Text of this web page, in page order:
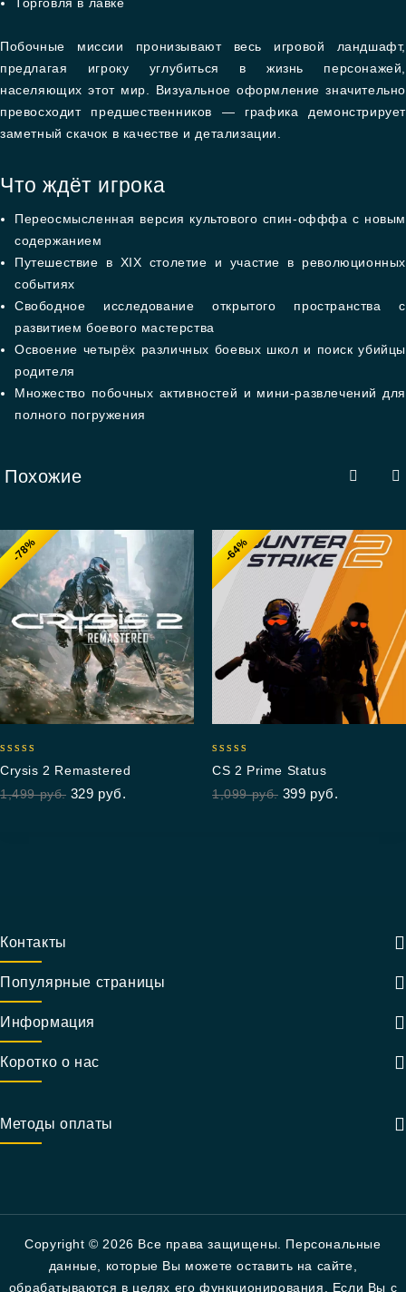
Побочные миссии пронизывают весь игровой ландшафт,
предлагая игроку углубиться в жизнь персонажей,
населяющих этот мир. Визуальное оформление значительно
превосходит предшественников — графика демонстрирует
заметный скачок в качестве и детализации.
Что ждёт игрока
Переосмысленная версия культового спин-офффа с новым
содержанием
Путешествие в XIX столетие и участие в революционных
событиях
Свободное исследование открытого пространства с
развитием боевого мастерства
Освоение четырёх различных боевых школ и поиск убийцы
родителя
Множество побочных активностей и мини-развлечений для
полного погружения
Похожие
-78%
out of 5
Crysis 2 Remastered
1,499руб. 329 руб.
-64%
out of 5
CS 2 Prime Status
1,099руб. 399 руб.
Контакты
Популярные страницы
Информация
Коротко о нас
Методы оплаты
Copyright © 2026 Все права защищены. Персональные
данные, которые Вы можете оставить на сайте,
обрабатываются в целях его функционирования. Если Вы с